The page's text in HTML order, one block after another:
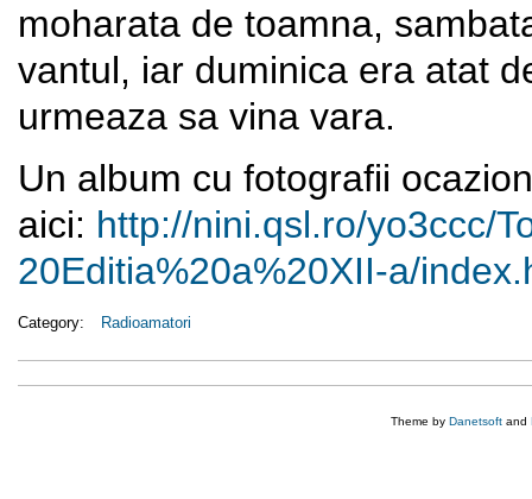
moharata de toamna,
vantul, iar duminica era atat
urmeaza sa vina vara.
Un album cu fotografii
aici: http://nini.qsl.ro/yo3ccc/
20Editia%20a%20XII-a/index.
Category: Radioamatori
Theme by Danetsoft and